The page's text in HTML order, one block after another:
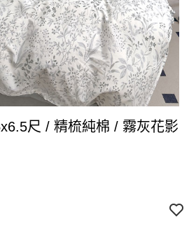
尺 / 精梳純棉 / 霧灰花影